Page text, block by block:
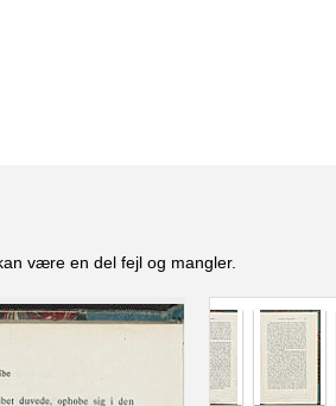
være en del fejl og mangler.